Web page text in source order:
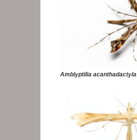
Amblyptilia acanthadactyla